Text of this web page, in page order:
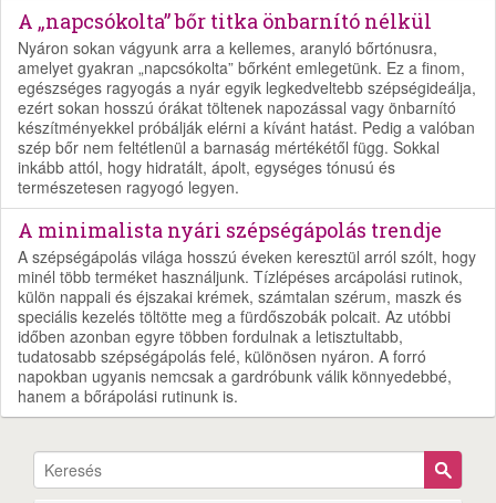
A „napcsókolta” bőr titka önbarnító nélkül
Nyáron sokan vágyunk arra a kellemes, aranyló bőrtónusra,
amelyet gyakran „napcsókolta” bőrként emlegetünk. Ez a finom,
egészséges ragyogás a nyár egyik legkedveltebb szépségideálja,
ezért sokan hosszú órákat töltenek napozással vagy önbarnító
készítményekkel próbálják elérni a kívánt hatást. Pedig a valóban
szép bőr nem feltétlenül a barnaság mértékétől függ. Sokkal
inkább attól, hogy hidratált, ápolt, egységes tónusú és
természetesen ragyogó legyen.
A minimalista nyári szépségápolás trendje
A szépségápolás világa hosszú éveken keresztül arról szólt, hogy
minél több terméket használjunk. Tízlépéses arcápolási rutinok,
külön nappali és éjszakai krémek, számtalan szérum, maszk és
speciális kezelés töltötte meg a fürdőszobák polcait. Az utóbbi
időben azonban egyre többen fordulnak a letisztultabb,
tudatosabb szépségápolás felé, különösen nyáron. A forró
napokban ugyanis nemcsak a gardróbunk válik könnyedebbé,
hanem a bőrápolási rutinunk is.